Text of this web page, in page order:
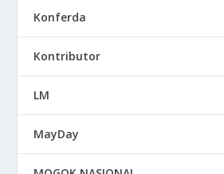
Konferda
Kontributor
LM
MayDay